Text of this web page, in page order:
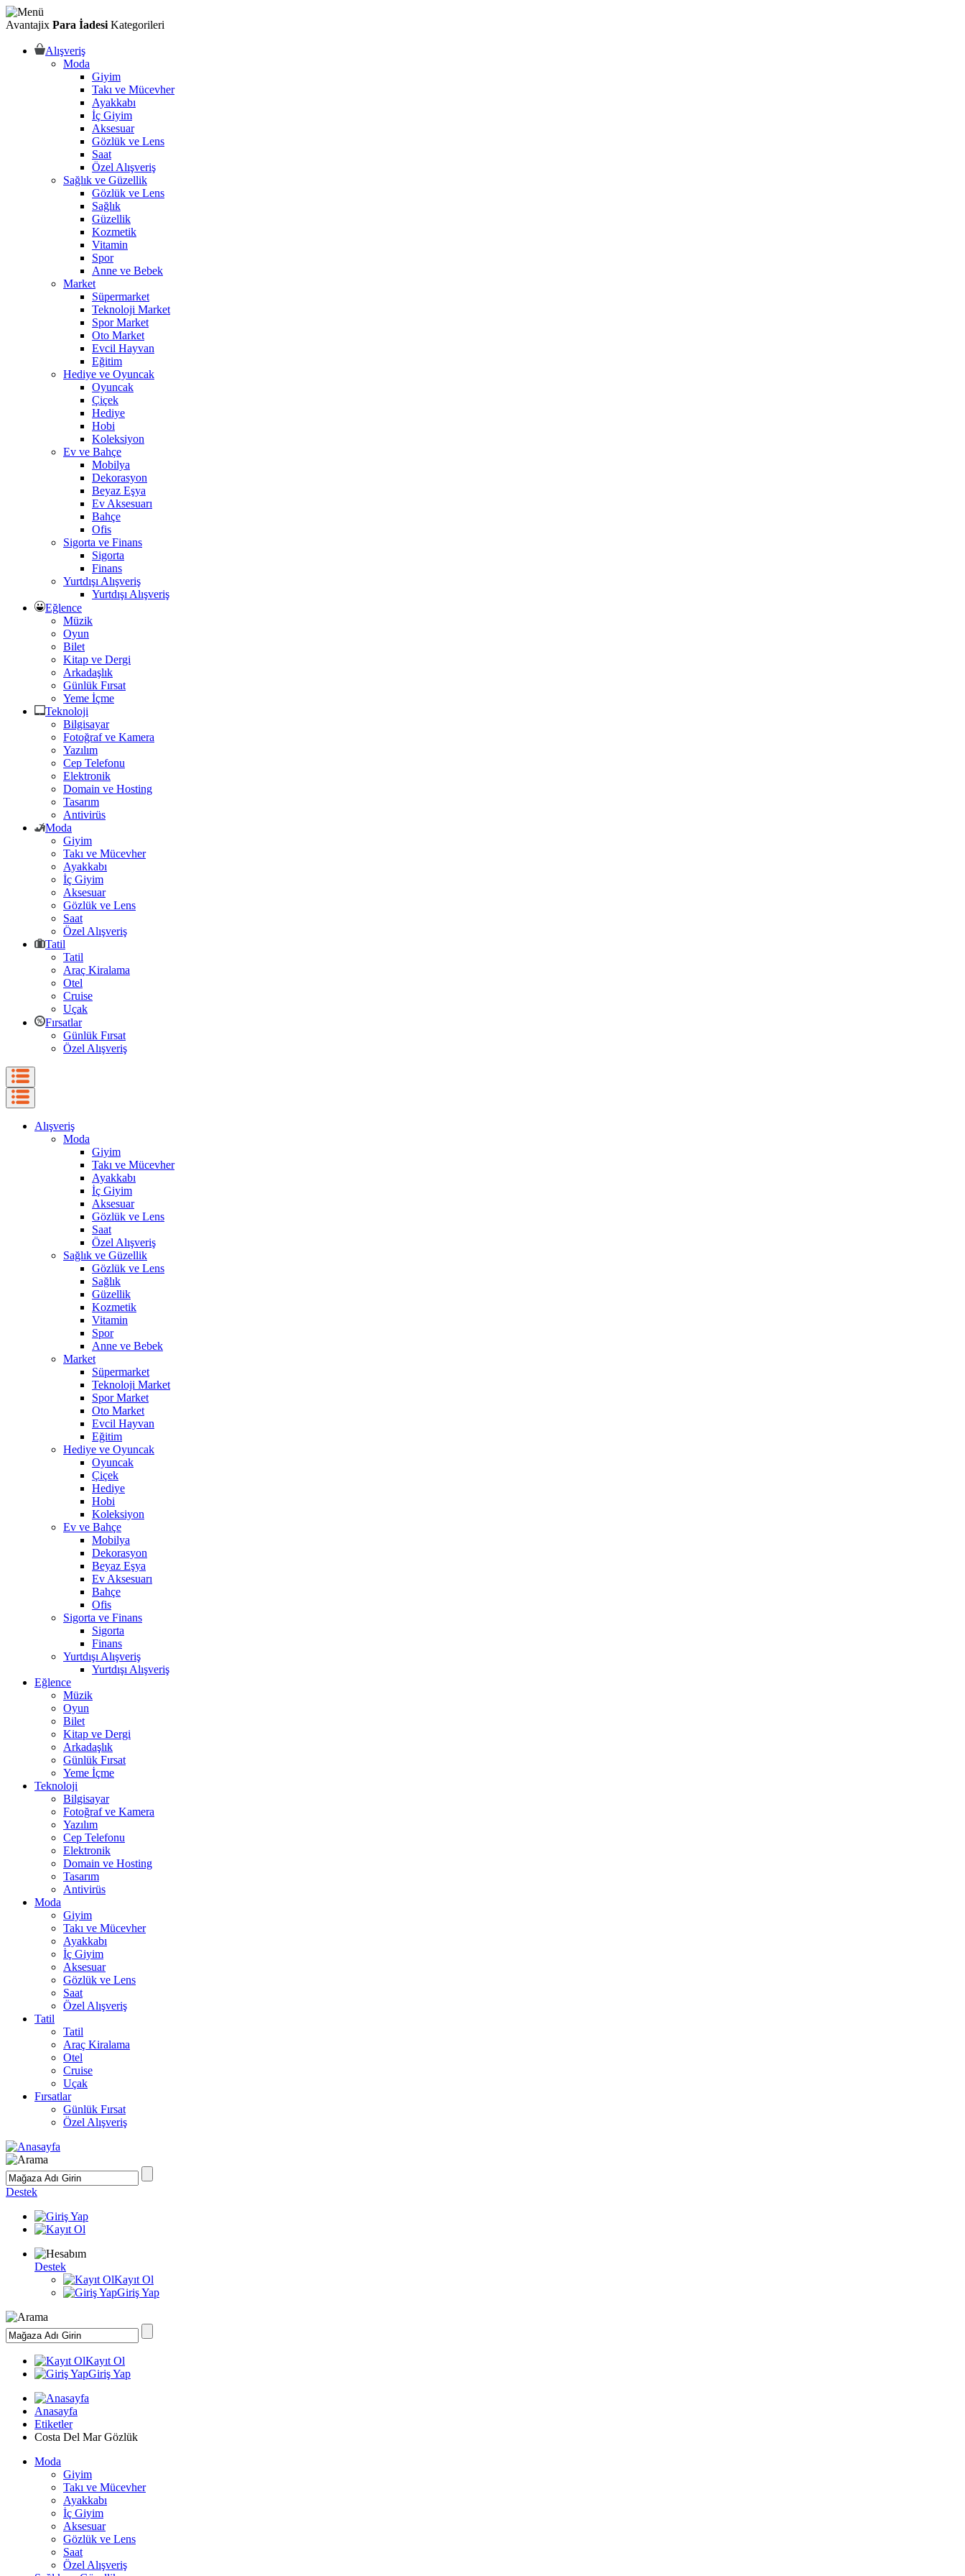
Avantajix Para İadesi Kategorileri
Alışveriş
Moda
Giyim
Takı ve Mücevher
Ayakkabı
İç Giyim
Aksesuar
Gözlük ve Lens
Saat
Özel Alışveriş
Sağlık ve Güzellik
Gözlük ve Lens
Sağlık
Güzellik
Kozmetik
Vitamin
Spor
Anne ve Bebek
Market
Süpermarket
Teknoloji Market
Spor Market
Oto Market
Evcil Hayvan
Eğitim
Hediye ve Oyuncak
Oyuncak
Çiçek
Hediye
Hobi
Koleksiyon
Ev ve Bahçe
Mobilya
Dekorasyon
Beyaz Eşya
Ev Aksesuarı
Bahçe
Ofis
Sigorta ve Finans
Sigorta
Finans
Yurtdışı Alışveriş
Yurtdışı Alışveriş
Eğlence
Müzik
Oyun
Bilet
Kitap ve Dergi
Arkadaşlık
Günlük Fırsat
Yeme İçme
Teknoloji
Bilgisayar
Fotoğraf ve Kamera
Yazılım
Cep Telefonu
Elektronik
Domain ve Hosting
Tasarım
Antivirüs
Moda
Giyim
Takı ve Mücevher
Ayakkabı
İç Giyim
Aksesuar
Gözlük ve Lens
Saat
Özel Alışveriş
Tatil
Tatil
Araç Kiralama
Otel
Cruise
Uçak
Fırsatlar
Günlük Fırsat
Özel Alışveriş
Alışveriş
Moda
Giyim
Takı ve Mücevher
Ayakkabı
İç Giyim
Aksesuar
Gözlük ve Lens
Saat
Özel Alışveriş
Sağlık ve Güzellik
Gözlük ve Lens
Sağlık
Güzellik
Kozmetik
Vitamin
Spor
Anne ve Bebek
Market
Süpermarket
Teknoloji Market
Spor Market
Oto Market
Evcil Hayvan
Eğitim
Hediye ve Oyuncak
Oyuncak
Çiçek
Hediye
Hobi
Koleksiyon
Ev ve Bahçe
Mobilya
Dekorasyon
Beyaz Eşya
Ev Aksesuarı
Bahçe
Ofis
Sigorta ve Finans
Sigorta
Finans
Yurtdışı Alışveriş
Yurtdışı Alışveriş
Eğlence
Müzik
Oyun
Bilet
Kitap ve Dergi
Arkadaşlık
Günlük Fırsat
Yeme İçme
Teknoloji
Bilgisayar
Fotoğraf ve Kamera
Yazılım
Cep Telefonu
Elektronik
Domain ve Hosting
Tasarım
Antivirüs
Moda
Giyim
Takı ve Mücevher
Ayakkabı
İç Giyim
Aksesuar
Gözlük ve Lens
Saat
Özel Alışveriş
Tatil
Tatil
Araç Kiralama
Otel
Cruise
Uçak
Fırsatlar
Günlük Fırsat
Özel Alışveriş
Destek
Destek
Kayıt Ol
Giriş Yap
Kayıt Ol
Giriş Yap
Anasayfa
Etiketler
Costa Del Mar Gözlük
Moda
Giyim
Takı ve Mücevher
Ayakkabı
İç Giyim
Aksesuar
Gözlük ve Lens
Saat
Özel Alışveriş